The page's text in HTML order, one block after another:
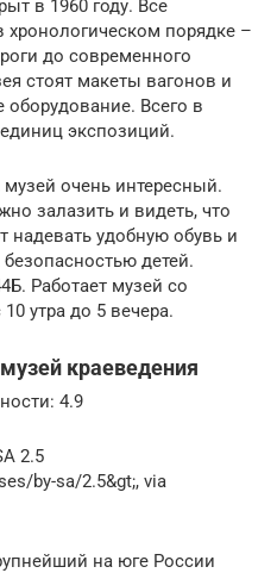
в 1960 году. Все
порядке –
до современного
стоят макеты вагонов и
Всего в
экспозиций.
очень интересный.
залазить и видеть, что
надевать удобную обувь и
детей.
Работает музей со
утра до 5 вечера.
краеведения
4.9
2.5
by-sa/2.5&gt;, via
на юге России